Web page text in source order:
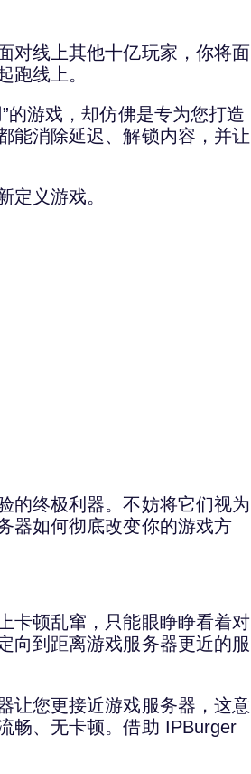
对线上其他十亿玩家，你将面
跑线上。
的游戏，却仿佛是专为您打造
能消除延迟、解锁内容，并让
义游戏。
终极利器。不妨将它们视为
器如何彻底改变你的游戏方
卡顿乱窜，只能眼睁睁看着对
向到距离游戏服务器更近的服
让您更接近游戏服务器，这意
、无卡顿。借助 IPBurger